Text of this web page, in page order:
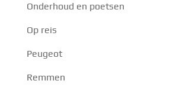
Onderhoud en poetsen
Op reis
Peugeot
Remmen